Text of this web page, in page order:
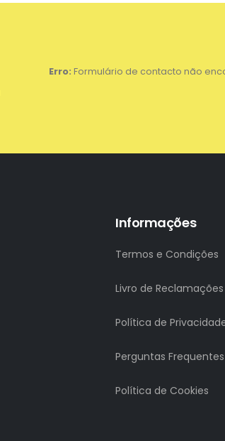
Erro: Formulário de contacto não
Informações
Termos e Condições
Livro de Reclamações
Política de
Perguntas Frequentes
Política de Cookies